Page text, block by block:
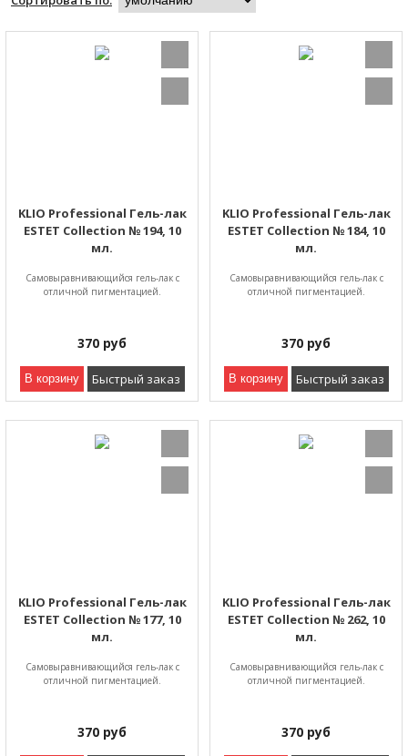
KLIO Professional Гель-лак
ESTET Collection № 194, 10
мл.
Самовыравнивающийся гель-лак с
отличной пигментацией.
370 руб
В корзину Быстрый заказ
KLIO Professional Гель-лак
ESTET Collection № 184, 10
мл.
Самовыравнивающийся гель-лак с
отличной пигментацией.
370 руб
В корзину Быстрый заказ
KLIO Professional Гель-лак
ESTET Collection № 177, 10
мл.
Самовыравнивающийся гель-лак с
отличной пигментацией.
370 руб
KLIO Professional Гель-лак
ESTET Collection № 262, 10
мл.
Самовыравнивающийся гель-лак с
отличной пигментацией.
370 руб